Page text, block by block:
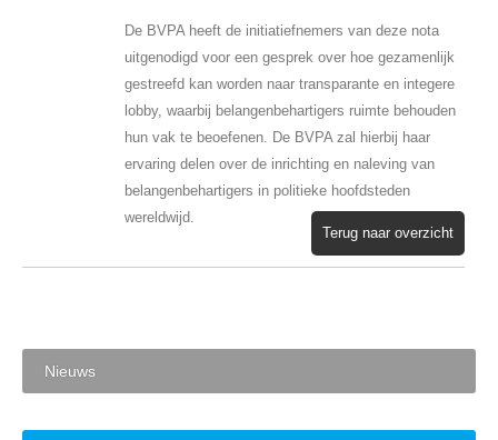
De BVPA heeft de initiatiefnemers van deze nota
uitgenodigd voor een gesprek over hoe gezamenlijk
gestreefd kan worden naar transparante en integere
lobby, waarbij belangenbehartigers ruimte behouden
hun vak te beoefenen. De BVPA zal hierbij haar
ervaring delen over de inrichting en naleving van
belangenbehartigers in politieke hoofdsteden
wereldwijd.
Terug naar overzicht
Nieuws